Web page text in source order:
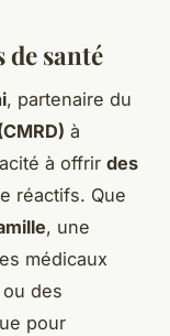
de santé
, partenaire du
à
à offrir des
réactifs. Que
, une
médicaux
ou des
pour